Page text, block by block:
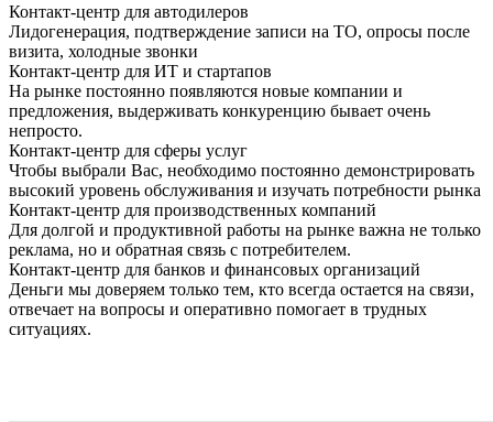
Контакт-центр для автодилеров
Лидогенерация, подтверждение записи на ТО, опросы после
визита, холодные звонки
Контакт-центр для ИТ и стартапов
На рынке постоянно появляются новые компании и
предложения, выдерживать конкуренцию бывает очень
непросто.
Контакт-центр для сферы услуг
Чтобы выбрали Вас, необходимо постоянно демонстрировать
высокий уровень обслуживания и изучать потребности рынка
Контакт-центр для производственных компаний
Для долгой и продуктивной работы на рынке важна не только
реклама, но и обратная связь с потребителем.
Контакт-центр для банков и финансовых организаций
Деньги мы доверяем только тем, кто всегда остается на связи,
отвечает на вопросы и оперативно помогает в трудных
ситуациях.